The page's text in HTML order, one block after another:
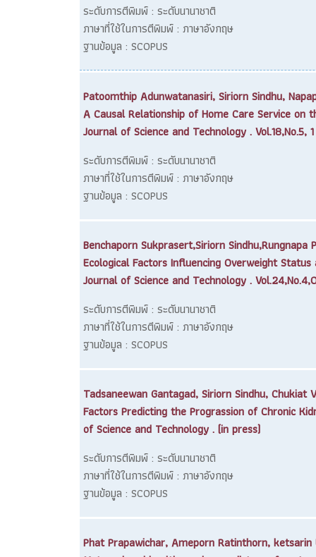
ระดับการตีพิมพ์ : ระดับนานาชาติ
ภาษาที่ใช้ในการตีพิมพ์ : ภาษาอังกฤษ
ฐานข้อมูล : SCOPUS
Patoomthip Adunwatanasiri, Siriorn Sindhu,
A Causal Relationship of Home Care Service
Journal of Science and Technology . Vol.18,No.5,
ระดับการตีพิมพ์ : ระดับนานาชาติ
ภาษาที่ใช้ในการตีพิมพ์ : ภาษาอังกฤษ
ฐานข้อมูล : SCOPUS
Benchaporn Sukprasert,Siriorn
Ecological Factors Influencing Overweight
Journal of Science and Technology .
ระดับการตีพิมพ์ : ระดับนานาชาติ
ภาษาที่ใช้ในการตีพิมพ์ : ภาษาอังกฤษ
ฐานข้อมูล : SCOPUS
Tadsaneewan Gantagad, Siriorn Sindhu,
Factors Predicting the Prograssion of Chronic
of Science and Technology . (in press)
ระดับการตีพิมพ์ : ระดับนานาชาติ
ภาษาที่ใช้ในการตีพิมพ์ : ภาษาอังกฤษ
ฐานข้อมูล : SCOPUS
Phat Prapawichar, Ameporn Ratinthorn,